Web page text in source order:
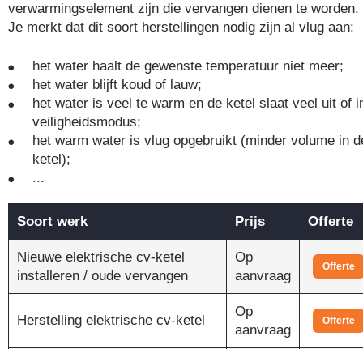
verwarmingselement zijn die vervangen dienen te worden.
Je merkt dat dit soort herstellingen nodig zijn al vlug aan:
het water haalt de gewenste temperatuur niet meer;
het water blijft koud of lauw;
het water is veel te warm en de ketel slaat veel uit of
veiligheidsmodus;
het warm water is vlug opgebruikt (minder volume in
ketel);
...
Soort werk Prijs Offerte
Nieuwe elektrische cv-ketel
installeren / oude vervangen
Op
aanvraag
Offerte
Herstelling elektrische cv-ketel
Op
aanvraag
Offerte